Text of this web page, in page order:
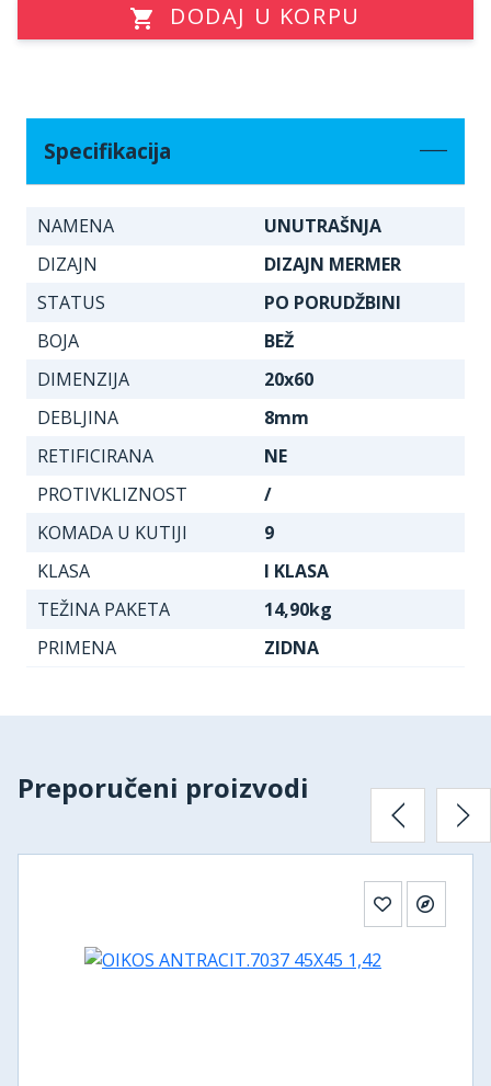
DODAJ U KORPU
Specifikacija
NAMENA
UNUTRAŠNJA
DIZAJN
DIZAJN MERMER
STATUS
PO PORUDŽBINI
BOJA
BEŽ
DIMENZIJA
20x60
DEBLJINA
8mm
RETIFICIRANA
NE
PROTIVKLIZNOST
/
KOMADA U KUTIJI
9
KLASA
I KLASA
TEŽINA PAKETA
14,90kg
PRIMENA
ZIDNA
Preporučeni proizvodi